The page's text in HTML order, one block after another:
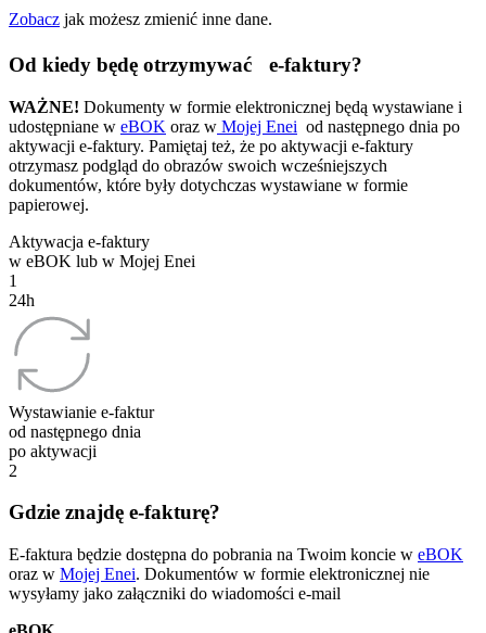
Zobacz jak możesz zmienić inne dane.
Od kiedy będę otrzymywać e-faktury?
WAŻNE! Dokumenty w formie elektronicznej będą wystawiane i
udostępniane w eBOK oraz w Mojej Enei od następnego dnia po
aktywacji e-faktury. Pamiętaj też, że po aktywacji e-faktury
otrzymasz podgląd do obrazów swoich wcześniejszych
dokumentów, które były dotychczas wystawiane w formie
papierowej.
Aktywacja e-faktury
w eBOK lub w Mojej Enei
1
24h
Wystawianie e-faktur
od następnego dnia
po aktywacji
2
Gdzie znajdę e-fakturę?
E-faktura będzie dostępna do pobrania na Twoim koncie w eBOK
oraz w Mojej Enei. Dokumentów w formie elektronicznej nie
wysyłamy jako załączniki do wiadomości e-mail